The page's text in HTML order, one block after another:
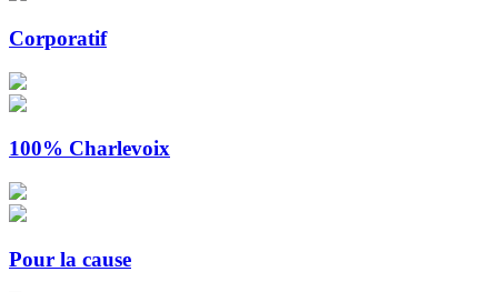
Corporatif
100% Charlevoix
Pour la cause